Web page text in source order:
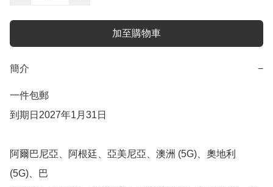
加至購物車
簡介 −
一件包郵
到期日2027年1月31日
阿爾巴尼亞、阿根廷、亞美尼亞、澳洲 (5G)、奧地利
(5G)、巴